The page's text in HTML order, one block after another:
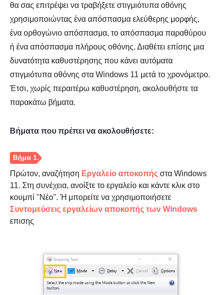
θα σας επιτρέψει να τραβήξετε στιγμιότυπα οθόνης
χρησιμοποιώντας ένα απόσπασμα ελεύθερης μορφής,
ένα ορθογώνιο απόσπασμα, το απόσπασμα παραθύρου
ή ένα απόσπασμα πλήρους οθόνης. Διαθέτει επίσης μια
δυνατότητα καθυστέρησης που κάνει αυτόματα
στιγμιότυπα οθόνης στα Windows 11 μετά το χρονόμετρο.
Έτσι, χωρίς περαιτέρω καθυστέρηση, ακολουθήστε τα
παρακάτω βήματα.
Βήματα που πρέπει να ακολουθήσετε:
Πρώτον, αναζήτηση Εργαλείο αποκοπής στα Windows
11. Στη συνέχεια, ανοίξτε το εργαλείο και κάντε κλικ στο
κουμπί "Νέο". Ή μπορείτε να χρησιμοποιήσετε
Συντομεύσεις εργαλείων αποκοπής των Windows
επισης